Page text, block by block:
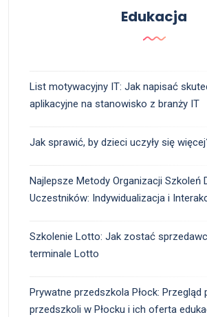
Edukacja
List motywacyjny IT: Jak napisać
aplikacyjne na stanowisko z branży IT
Jak sprawić, by dzieci uczyły się
Najlepsze Metody Organizacji Szkoleń
Uczestników: Indywidualizacja i
Szkolenie Lotto: Jak zostać
terminale Lotto
Prywatne przedszkola Płock: Przegląd
przedszkoli w Płocku i ich oferta